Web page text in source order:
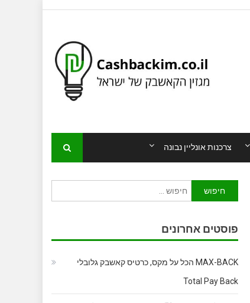
צרכנות אונליין נבונה
חיפוש:
פוסטים אחרונים
MAX-BACK הכל על מקס, כרטיס קאשבק גלובלי
Total Pay Back